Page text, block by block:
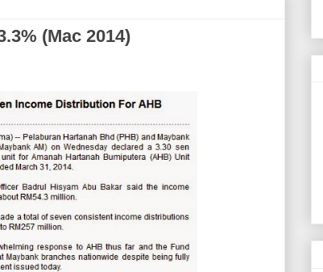
(Mac 2014)